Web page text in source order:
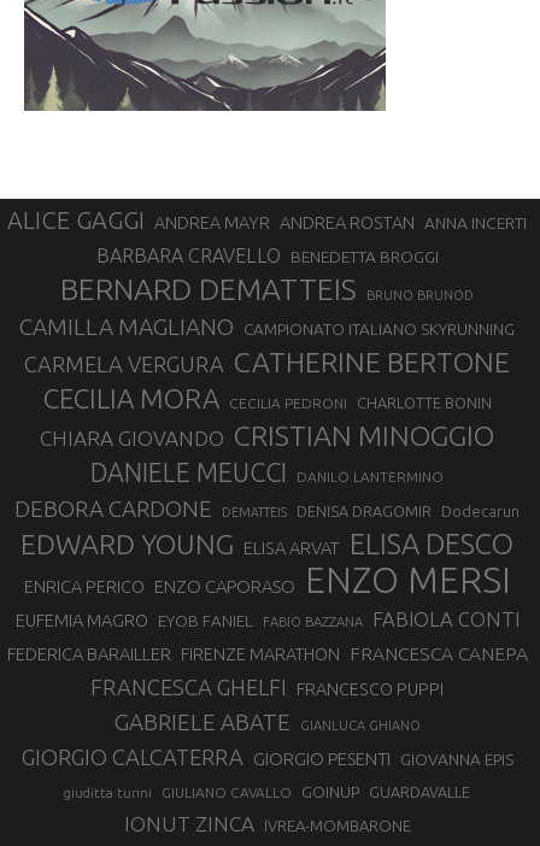
ALICE GAGGI ANDREA MAYR ANDREA ROSTAN ANNA INCERTI
BARBARA CRAVELLO BENEDETTA BROGGI
BERNARD DEMATTEIS BRUNO BRUNOD
CAMILLA MAGLIANO CAMPIONATO ITALIANO SKYRUNNING
CARMELA VERGURA CATHERINE BERTONE
CECILIA MORA CECILIA PEDRONI CHARLOTTE BONIN
CHIARA GIOVANDO CRISTIAN MINOGGIO
DANIELE MEUCCI DANILO LANTERMINO
DEBORA CARDONE DEMATTEIS DENISA DRAGOMIR Dodecarun
EDWARD YOUNG ELISA ARVAT ELISA DESCO
ENRICA PERICO ENZO CAPORASO ENZO MERSI
EUFEMIA MAGRO EYOB FANIEL FABIO BAZZANA FABIOLA CONTI
FEDERICA BARAILLER FIRENZE MARATHON FRANCESCA CANEPA
FRANCESCA GHELFI FRANCESCO PUPPI
GABRIELE ABATE GIANLUCA GHIANO
GIORGIO CALCATERRA GIORGIO PESENTI GIOVANNA EPIS
giuditta turini GIULIANO CAVALLO GOINUP GUARDAVALLE
IONUT ZINCA IVREA-MOMBARONE